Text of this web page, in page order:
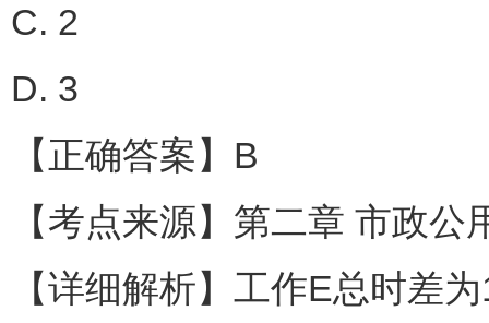
C. 2
D. 3
【正确答案】B
【考点来源】第二章 市政
【详细解析】工作E总时差